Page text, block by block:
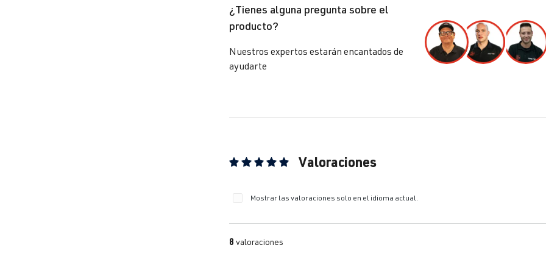
VII (Tipo AU) | Año 2012-2019
Golf
¿Tienes alguna pregunta sobre el
producto?
Nuestros expertos estarán encantados de
ayudarte
Valoraciones
Mostrar las valoraciones solo en el idioma actual.
8 valoraciones